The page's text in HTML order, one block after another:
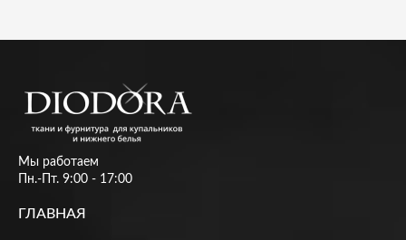
Мы работаем
Пн.-Пт. 9:00 - 17:00
ГЛАВНАЯ